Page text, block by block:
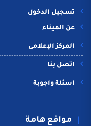
تسجيل الدخول
عن الميناء
المركز الإعلامى
اتصل بنا
اسئلة واجوبة
مواقع هامة